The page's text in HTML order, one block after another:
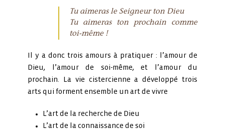
Tu aimeras le Seigneur ton Dieu
Tu aimeras ton prochain comme
toi-même !
Il y a donc trois amours à pratiquer : l’amour de
Dieu, l’amour de soi-même, et l’amour du
prochain. La vie cistercienne a développé trois
arts qui forment ensemble un art de vivre
L’art de la recherche de Dieu
L’art de la connaissance de soi